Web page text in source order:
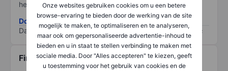
Onze websites gebruiken cookies om u een betere
browse-ervaring te bieden door de werking van de site
mogelijk te maken, te optimaliseren en te analyseren,
maar ook om gepersonaliseerde advertentie-inhoud te
bieden en u in staat te stellen verbinding te maken met
sociale media. Door "Alles accepteren" te kiezen, geeft
u toestemming voor het gebruik van cookies en de
het grootste risico).
Download de ESG-risicomethodologie
Data provided by
/
Financiële gegevens